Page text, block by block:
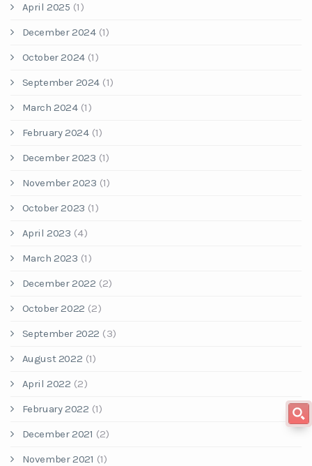
April 2025 (1)
December 2024(1)
October 2024(1)
September 2024 (1)
March 2024(1)
February 2024(1)
December 2023 (1)
November 2023 (1)
October 2023 (1)
April 2023 (4)
March 2023 (1)
December 2022 (2)
October 2022 (2)
September 2022 (3)
August 2022 (1)
April 2022 (2)
February 2022 (1)
December 2021 (2)
November 2021 (1)